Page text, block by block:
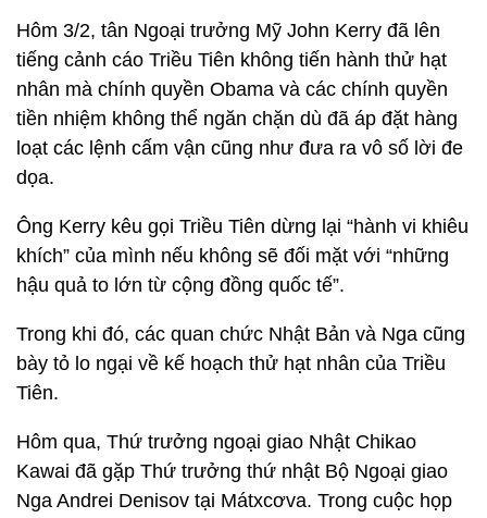
Hôm 3/2, tân Ngoại trưởng Mỹ John Kerry đã lên
tiếng cảnh cáo Triều Tiên không tiến hành thử hạt
nhân mà chính quyền Obama và các chính quyền
tiền nhiệm không thể ngăn chặn dù đã áp đặt hàng
loạt các lệnh cấm vận cũng như đưa ra vô số lời đe
dọa.
Ông Kerry kêu gọi Triều Tiên dừng lại “hành vi khiêu
khích” của mình nếu không sẽ đối mặt với “những
hậu quả to lớn từ cộng đồng quốc tế”.
Trong khi đó, các quan chức Nhật Bản và Nga cũng
bày tỏ lo ngại về kế hoạch thử hạt nhân của Triều
Tiên.
Hôm qua, Thứ trưởng ngoại giao Nhật Chikao
Kawai đã gặp Thứ trưởng thứ nhật Bộ Ngoại giao
Nga Andrei Denisov tại Mátxcơva. Trong cuộc họp